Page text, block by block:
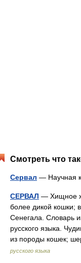
Смотреть что
Сервал — Научная
СЕРВАЛ — Хищное
более дикой кошки;
Сенегала. Словарь
русского языка.
из породы кошек;
русского языка